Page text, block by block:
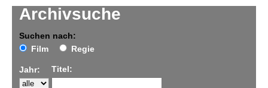
Archivsuche
Suchen nach:
Film
Regie
Jahr: Titel: